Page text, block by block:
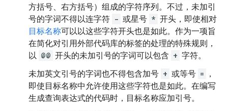
方括号、右方括号）组成的字符序列。不过，未加引
号的字词不得以连字符 - 或星号 * 开头，即使相对
目标名称可以以这些字符开头也是如此。作为一项旨
在简化对引用外部代码库的标签的处理的特殊规则，
以 @@ 开头的未加引号的字词可以包含 + 字符。
未加英文引号的字词也不得包含加号 + 或等号 =
，
即使目标名称中允许使用这些字符也是如此。在编写
生成查询表达式的代码时，目标名称应加引号。